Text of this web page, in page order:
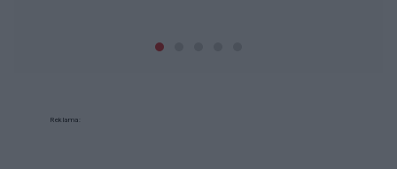
Reklama: